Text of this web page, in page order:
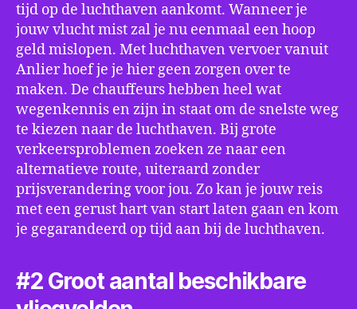
tijd op de luchthaven aankomt. Wanneer je
jouw vlucht mist zal je nu eenmaal een hoop
geld mislopen. Met luchthaven vervoer vanuit
Anlier hoef je je hier geen zorgen over te
maken. De chauffeurs hebben heel wat
wegenkennis en zijn in staat om de snelste weg
te kiezen naar de luchthaven. Bij grote
verkeersproblemen zoeken ze naar een
alternatieve route, uiteraard zonder
prijsverandering voor jou. Zo kan je jouw reis
met een gerust hart van start laten gaan en kom
je gegarandeerd op tijd aan bij de luchthaven.
#2 Groot aantal beschikbare